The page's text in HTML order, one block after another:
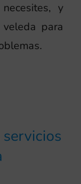
y
para